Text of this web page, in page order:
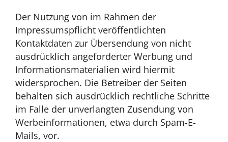
Der Nutzung von im Rahmen der
Impressumspflicht veröffentlichten
Kontaktdaten zur Übersendung von nicht
ausdrücklich angeforderter Werbung und
Informationsmaterialien wird hiermit
widersprochen. Die Betreiber der Seiten
behalten sich ausdrücklich rechtliche Schritte
im Falle der unverlangten Zusendung von
Werbeinformationen, etwa durch Spam-E-
Mails, vor.